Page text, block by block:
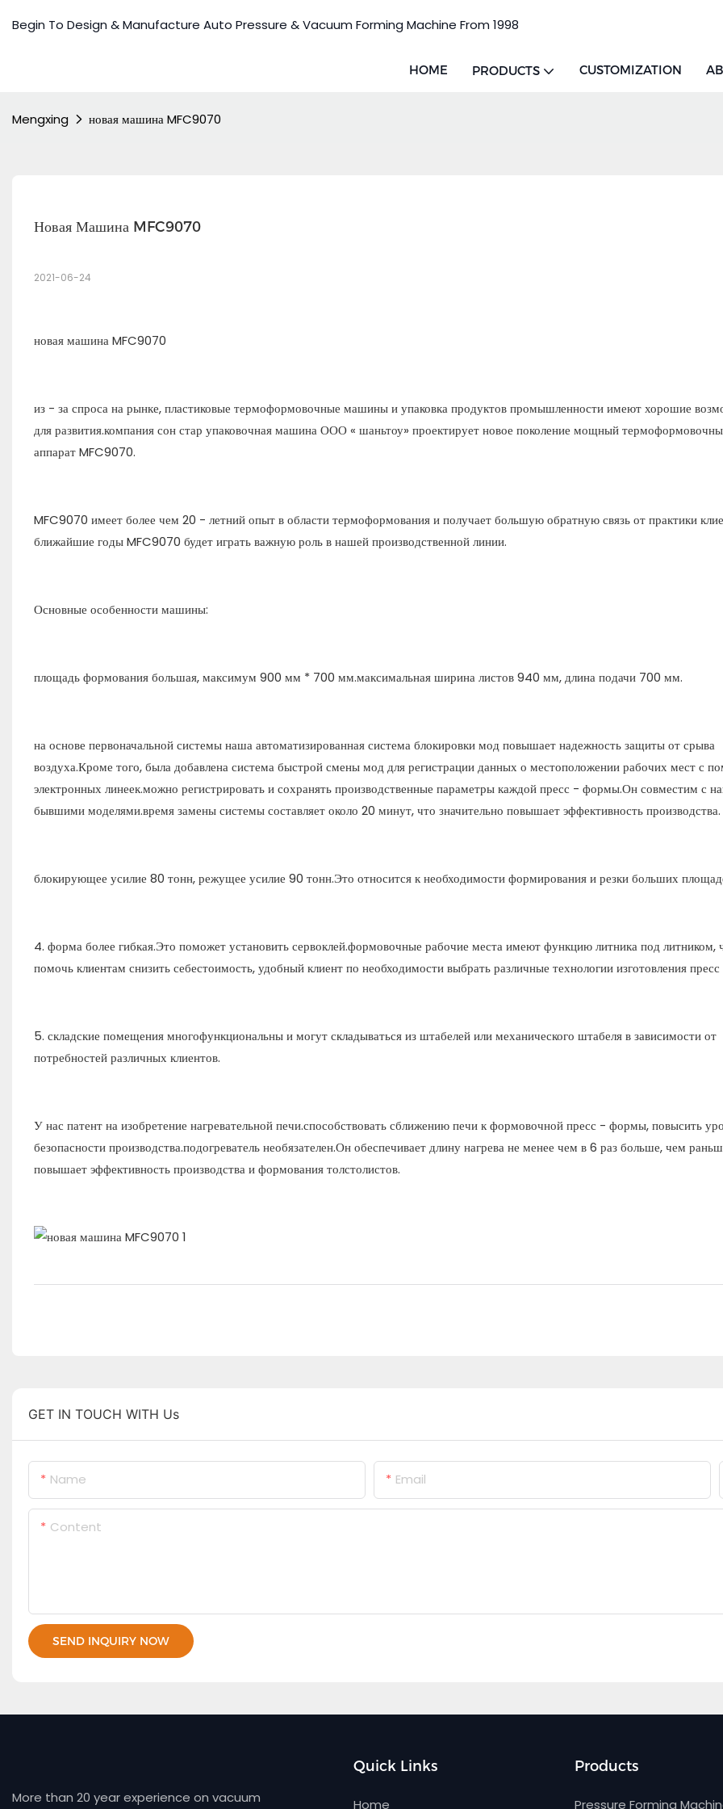
Begin To Design & Manufacture Auto Pressure & Vacuum Forming Machine From 1998
HOME PRODUCTS CUSTOMIZATION
Mengxing новая машина MFC9070
Новая Машина MFC9070
2021-06-24
новая машина MFC9070
из - за спроса на рынке, пластиковые термоформовочные машины и упаковка продуктов промышленности имеют хорошие
для развития.компания сон стар упаковочная машина ООО « шаньтоу» проектирует новое поколение мощный
аппарат MFC9070.
MFC9070 имеет более чем 20 - летний опыт в области термоформования и получает большую обратную связь от практики
ближайшие годы MFC9070 будет играть важную роль в нашей производственной линии.
Основные особенности машины:
площадь формования большая, максимум 900 мм * 700 мм.максимальная ширина листов 940 мм, длина подачи 700 мм.
на основе первоначальной системы наша автоматизированная система блокировки мод повышает надежность защиты от срыва
воздуха.Кроме того, была добавлена система быстрой смены мод для регистрации данных о местоположении рабочих мест с
электронных линеек.можно регистрировать и сохранять производственные параметры каждой пресс - формы.Он совместим с
бывшими моделями.время замены системы составляет около 20 минут, что значительно повышает эффективность производства.
блокирующее усилие 80 тонн, режущее усилие 90 тонн.Это относится к необходимости формирования и резки больших
4. форма более гибкая.Это поможет установить сервоклей.формовочные рабочие места имеют функцию литника под литником,
помочь клиентам снизить себестоимость, удобный клиент по необходимости выбрать различные технологии изготовления
5. складские помещения многофункциональны и могут складываться из штабелей или механического штабеля в зависимости от
потребностей различных клиентов.
У нас патент на изобретение нагревательной печи.способствовать сближению печи к формовочной пресс - формы, повысить
безопасности производства.подогреватель необязателен.Он обеспечивает длину нагрева не менее чем в 6 раз больше, чем
повышает эффективность производства и формования толстолистов.
GET IN TOUCH WITH Us
Name Email
Content
SEND INQUIRY NOW
More than 20 year experience on vacuum
Quick Links
Home
Products
Pressure Forming